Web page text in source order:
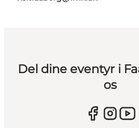
Del dine eventyr i
os